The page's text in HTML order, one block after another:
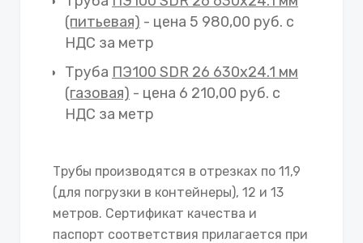
(питьевая) - цена 5 980,00 руб. с
НДС за метр
Труба ПЭ100 SDR 26 630х24.1 мм
(газовая) - цена 6 210,00 руб. с
НДС за метр
Трубы производятся в отрезках по 11,9
(для погрузки в контейнеры), 12 и 13
метров. Сертификат качества и
паспорт соответствия прилагается при